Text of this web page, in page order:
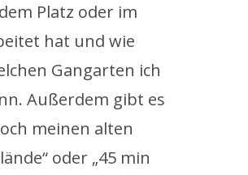
Platz oder im
hat und wie
Gangarten ich
Außerdem gibt es
meinen alten
oder „45 min